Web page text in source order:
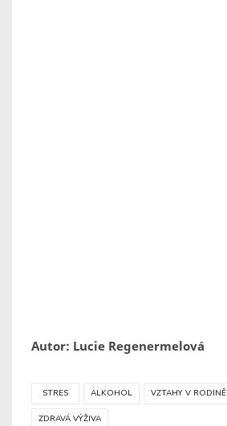
Autor: Lucie Regenermelová
STRES ALKOHOL VZTAHY V RODINĚ
ZDRAVÁ VÝŽIVA